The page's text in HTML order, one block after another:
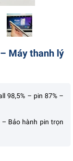
Máy thanh lý
98,5% – pin 87% –
Bảo hành pin trọn